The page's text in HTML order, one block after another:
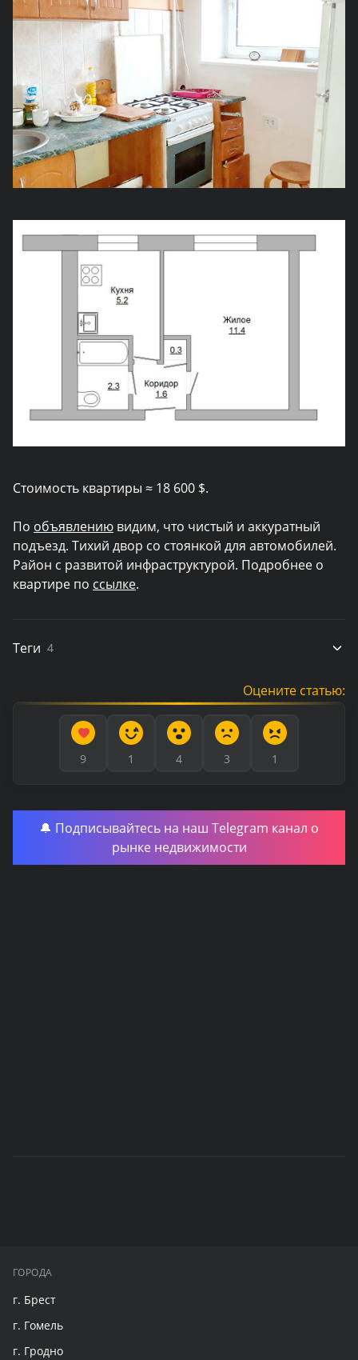
Стоимость квартиры ≈ 18 600 $.
По объявлению видим, что чистый и аккуратный
подъезд. Тихий двор со стоянкой для автомобилей.
Район с развитой инфраструктурой. Подробнее о
квартире по ссылке.
Теги 4
Оцените статью:
9 1 4 3 1
🔔 Подписывайтесь на наш Telegram канал о
рынке недвижимости
ГОРОДА
г. Брест
г. Гомель
г. Гродно